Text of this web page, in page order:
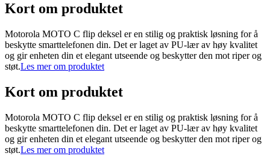
Kort om produktet
Motorola MOTO C flip deksel er en stilig og praktisk løsning for å
beskytte smarttelefonen din. Det er laget av PU-lær av høy kvalitet
og gir enheten din et elegant utseende og beskytter den mot riper og
støt.Les mer om produktet
Kort om produktet
Motorola MOTO C flip deksel er en stilig og praktisk løsning for å
beskytte smarttelefonen din. Det er laget av PU-lær av høy kvalitet
og gir enheten din et elegant utseende og beskytter den mot riper og
støt.Les mer om produktet